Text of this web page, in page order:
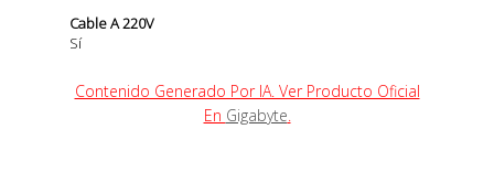
Cable A 220V
Sí
Contenido Generado Por IA. Ver Producto Oficial
En Gigabyte.